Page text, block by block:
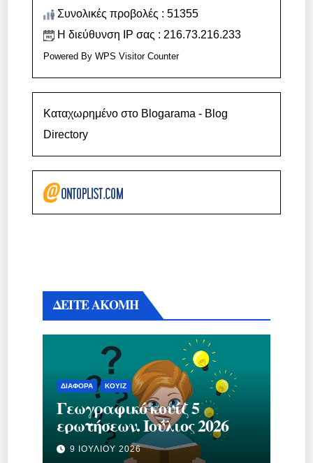
Συνολικές προβολές : 51355
Η διεύθυνση IP σας : 216.73.216.233
Powered ByWPS Visitor Counter
Καταχωρημένο στο Blogarama - Blog
Directory
ΔΕΙΤΕ ΑΚΟΜΗ
ΔΙΆΦΟΡΑ ΚΟΥΊΖ
Γεωγραφικό κουίζ 5
ερωτήσεων. Ιούλιος 2026
9 ΙΟΥΛΊΟΥ 2026